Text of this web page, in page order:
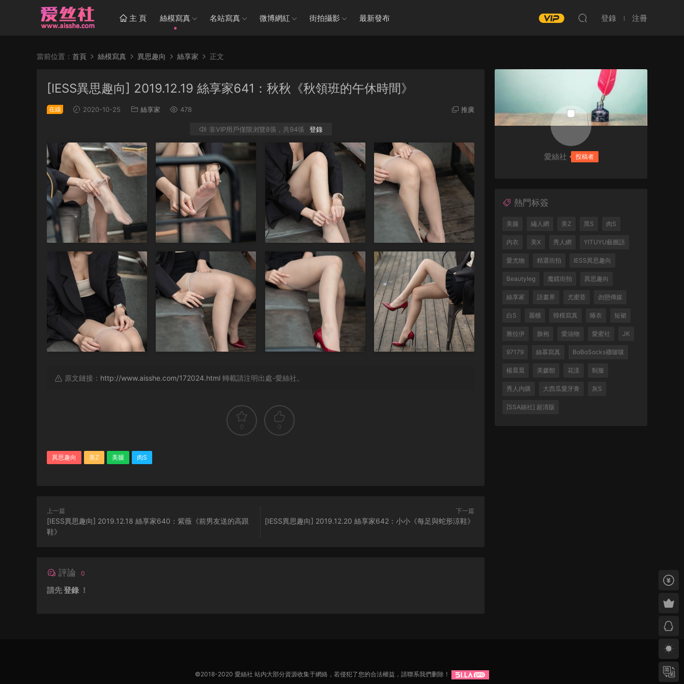
主 頁 絲模寫真 名站寫真 微博網紅 街拍攝影 最新發布 登錄 注冊
當前位置： 首頁 絲模寫真 異思趣向 絲享家 正文
[IESS異思趣向] 2019.12.19 絲享家641：秋秋《秋領班的午休時間》
在線 2020-10-25 絲享家 478 推廣
非VIP用戶僅限浏覽8張，共94張 登錄
原文鏈接： http://www.aisshe.com/172024.html 轉載請注明出處-愛絲社。
0 0
異思趣向 美Z 美腿 肉S
上一篇
[IESS異思趣向] 2019.12.18 絲享家640：紫薇《前男友送的高跟
鞋》
下一篇
[IESS異思趣向] 2019.12.20 絲享家642：小小《每足與蛇形涼鞋》
評論 0
請先登錄 ！
愛絲社 投稿者
熱門标簽
美腿 繡人網 美Z 黑S 肉S
内衣 美X 秀人網 YITUYU藝圖語
愛尤物 精選街拍 IESS異思趣向
Beautyleg 魔鏡街拍 異思趣向
絲享家 語畫界 尤蜜荟 勿戀傳媒
白S 麗櫃 韓模寫真 睡衣 短裙
雅拉伊 旗袍 愛油物 愛蜜社 JK
97179 絲慕寫真 BoBoSocks襪啵啵
楊晨晨 美媛館 花漾 制服
秀人内購 大西瓜愛牙膏 灰S
[SSA絲社] 超清版
©2018-2020 愛絲社 站内大部分資源收集于網絡，若侵犯了您的合法權益，請聯系我們删除！